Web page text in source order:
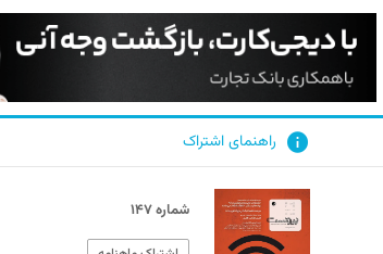
راهنمای اشتراک
شماره ۱۴۷